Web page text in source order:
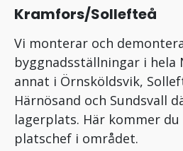
Kramfors/Sollefteå
Vi monterar och
byggnadsställningar i hela
annat i Örnsköldsvik,
Härnösand och Sundsvall
lagerplats. Här kommer
platschef i området.